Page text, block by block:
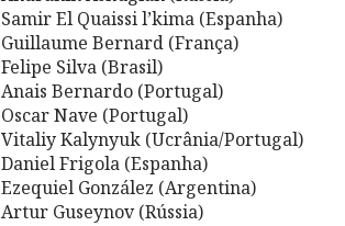
Samir El Quaissi l’kima (Espanha)
Guillaume Bernard (França)
Felipe Silva (Brasil)
Anais Bernardo (Portugal)
Oscar Nave (Portugal)
Vitaliy Kalynyuk (Ucrânia/Portugal)
Daniel Frigola (Espanha)
Ezequiel González (Argentina)
Artur Guseynov (Rússia)